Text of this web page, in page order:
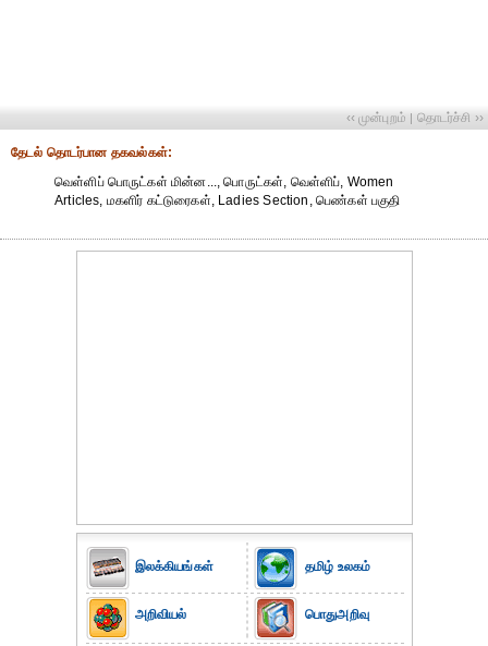
‹‹ முன்புறம் | தொடர்ச்சி ››
தேட‌ல் தொட‌ர்பான தகவ‌ல்க‌ள்:
வெள்ளிப் பொருட்கள் மின்ன..., பொருட்கள், வெள்ளிப், Women
Articles, மகளிர் கட்டுரைகள், Ladies Section, பெண்கள் பகுதி
இலக்கியங்கள்
அறிவியல்
தமிழ் உலகம்
பொதுஅறிவு